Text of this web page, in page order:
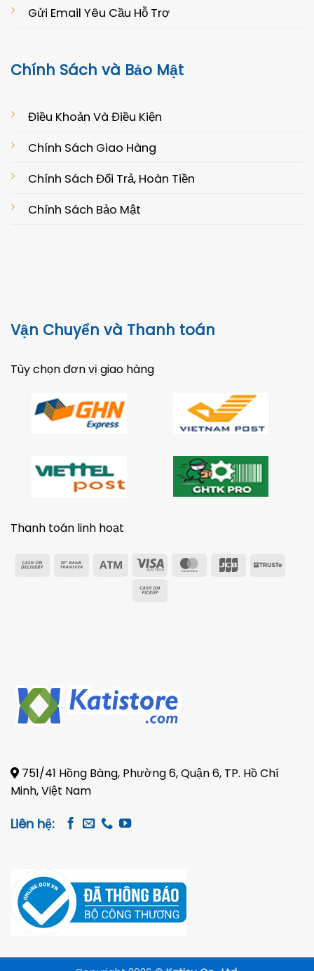
Gửi Email Yêu Cầu Hỗ Trợ
Chính Sách và Bảo Mật
Điều Khoản Và Điều Kiện
Chính Sách Giao Hàng
Chính Sách Đổi Trả, Hoàn Tiền
Chính Sách Bảo Mật
Vận Chuyển và Thanh toán
Tùy chọn đơn vị giao hàng
Thanh toán linh hoạt
Cash
Bank
Atm
Visa
MasterCard
JCB
751/41 Hồng Bàng, Phường 6, Quận 6, TP. Hồ Chí
Minh, Việt Nam
Liên hệ: